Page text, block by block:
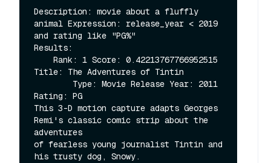
Description: movie about a fluffly
animal Expression: release_year < 2019
and rating like "PG%"
Results:
Title: The Adventures of Tintin
Rating: PG
This 3-D motion capture adapts Georges
Remi's classic comic strip about the
adventures
of fearless young journalist Tintin and
his trusty dog, Snowy.